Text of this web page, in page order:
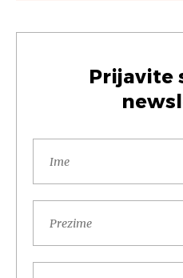
Prijavite